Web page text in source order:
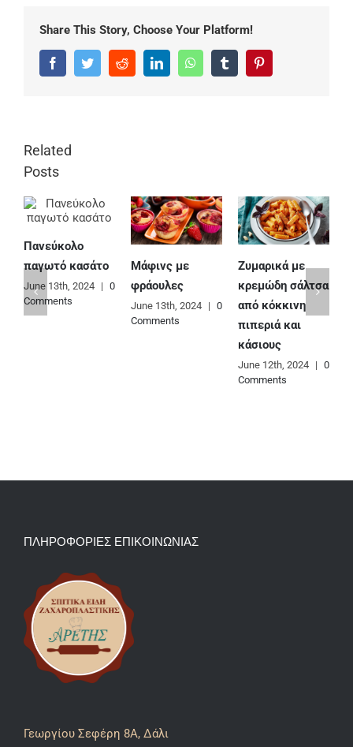
Share This Story, Choose Your Platform!
FacebookTwitterRedditLinkedInWhatsAppTumblr
Related
Posts
Πανεύκολο
παγωτό κασάτο
June 13th, 2024 | 0
Comments
Μάφινς με
φράουλες
June 13th, 2024 | 0
Comments
Ζυμαρικά με
κρεμώδη σάλτσα
από κόκκινη
πιπεριά και
κάσιους
June 12th, 2024 | 0
Comments
ΠΛΗΡΟΦΟΡΙΕΣ ΕΠΙΚΟΙΝΩΝΙΑΣ
Γεωργίου Σεφέρη 8A, Δάλι